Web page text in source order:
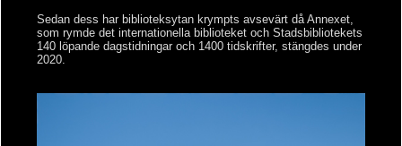
Sedan dess har biblioteksytan krympts avsevärt då Annexet,
som rymde det internationella biblioteket och Stadsbibliotekets
140 löpande dagstidningar och 1400 tidskrifter, stängdes under
2020.